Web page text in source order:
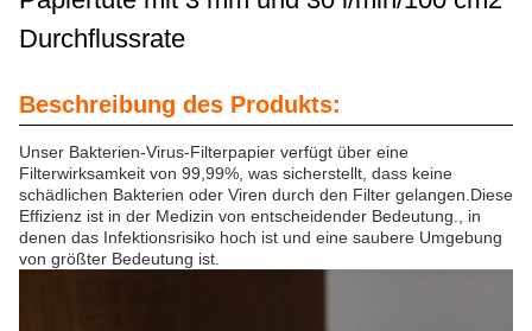
Durchflussrate
Beschreibung des Produkts:
Unser Bakterien-Virus-Filterpapier verfügt über eine
Filterwirksamkeit von 99,99%, was sicherstellt, dass keine
schädlichen Bakterien oder Viren durch den Filter gelangen.Diese
Effizienz ist in der Medizin von entscheidender Bedeutung., in
denen das Infektionsrisiko hoch ist und eine saubere Umgebung
von größter Bedeutung ist.